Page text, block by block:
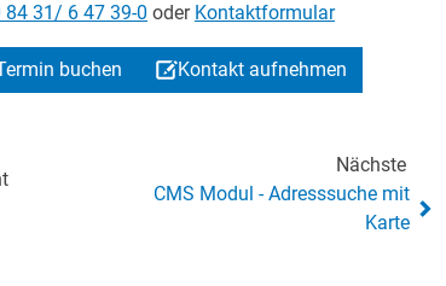
84 31/ 6 47 39-0 oder Kontaktformular
buchen Kontakt aufnehmen
Nächste
CMS Modul - Adresssuche mit
Karte